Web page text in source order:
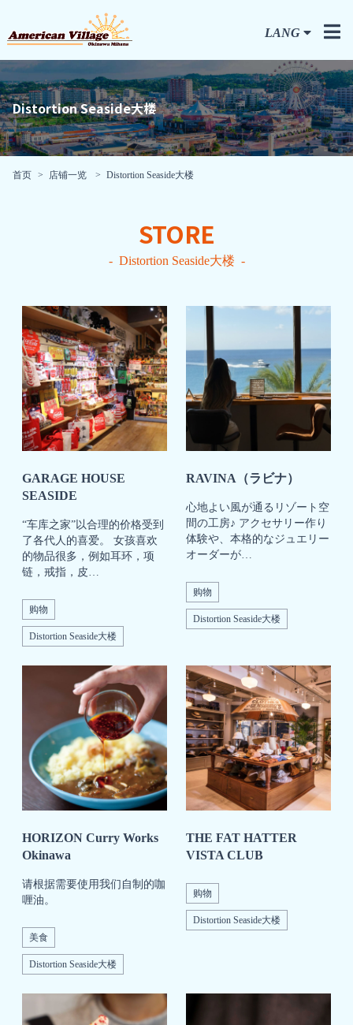
LANG
Distortion Seaside大楼
首页 店铺一览 Distortion Seaside大楼
STORE
Distortion Seaside大楼
GARAGE HOUSE
SEASIDE
“车库之家”以合理的价格受到
了各代人的喜爱。 女孩喜欢
的物品很多，例如耳环，项
链，戒指，皮…
购物
Distortion Seaside大楼
RAVINA（ラビナ）
心地よい風が通るリゾート空
間の工房♪ アクセサリー作り
体験や、本格的なジュエリー
オーダーが…
购物
Distortion Seaside大楼
HORIZON Curry Works
Okinawa
请根据需要使用我们自制的咖
喱油。
美食
Distortion Seaside大楼
THE FAT HATTER
VISTA CLUB
购物
Distortion Seaside大楼